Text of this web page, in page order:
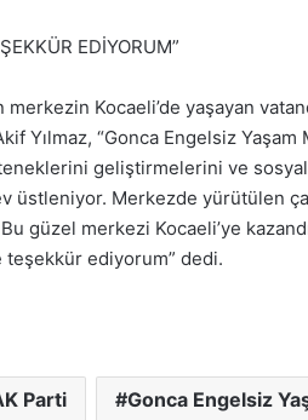
EDİYORUM”
merkezin Kocaeli’de yaşayan
Yılmaz, “Gonca Engelsiz
geliştirmelerini ve
üstleniyor. Merkezde yürütülen
güzel merkezi Kocaeli’ye
teşekkür ediyorum” dedi.
Parti Gonca Engelsiz